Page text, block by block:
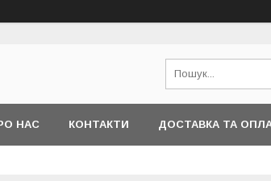
НАС КОНТАКТИ ДОСТАВКА ТА